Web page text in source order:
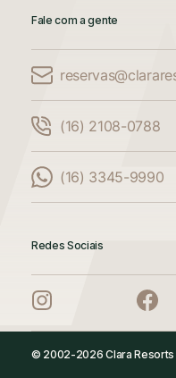
Fale com a gente
(16) 2108-0788
(16) 3345-9990
Redes Sociais
© 2002-2026 Clara Resorts
Compare até 3
Adicione